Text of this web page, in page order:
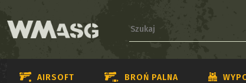
AIRSOFT BROŃ PALNA